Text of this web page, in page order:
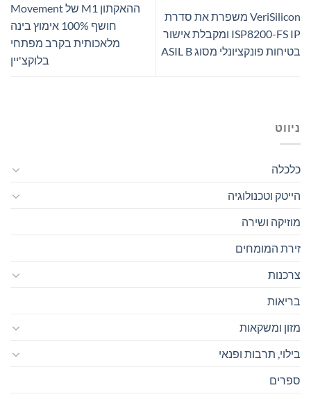
VeriSilicon משפרת את סדרת
ISP8200-FS IP ומקבלת אישור
בטיחות פונקציונלי מסוג ASIL B
ההאקתון M1 של Movement
חושף 100% אימוץ בינה
מלאכותית בקרב מפתחי
בלוקצ'יין
ניווט
כלכלה
הייטק וטכנולוגיה
מוזיקה ושירה
זירת המומחים
צרכנות
בריאות
מזון ומשקאות
בילוי, תרבות ופנאי
ספרים